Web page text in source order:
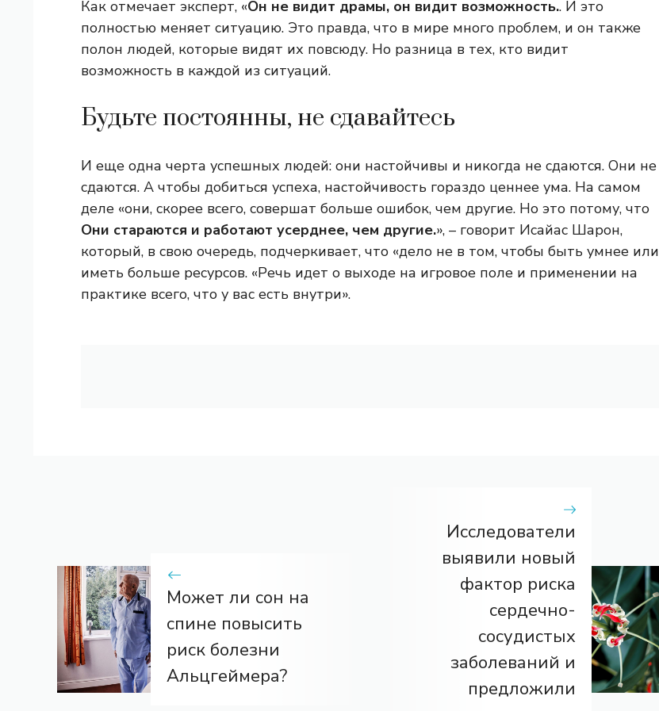
Как отмечает эксперт, «Он не видит драмы, он видит возможность.. И это
полностью меняет ситуацию. Это правда, что в мире много проблем, и он также
полон людей, которые видят их повсюду. Но разница в тех, кто видит
возможность в каждой из ситуаций.
Будьте постоянны, не сдавайтесь
И еще одна черта успешных людей: они настойчивы и никогда не сдаются. Они не
сдаются. А чтобы добиться успеха, настойчивость гораздо ценнее ума. На самом
деле «они, скорее всего, совершат больше ошибок, чем другие. Но это потому, что
Они стараются и работают усерднее, чем другие.», – говорит Исайас Шарон,
который, в свою очередь, подчеркивает, что «дело не в том, чтобы быть умнее или
иметь больше ресурсов. «Речь идет о выходе на игровое поле и применении на
практике всего, что у вас есть внутри».
Может ли сон на
спине повысить
риск болезни
Альцгеймера?
Исследователи
выявили новый
фактор риска
сердечно-
сосудистых
заболеваний и
предложили